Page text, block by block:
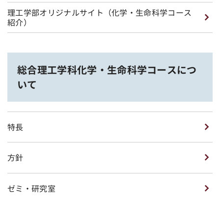
理工学部オリジナルサイト（化学・生命科学コース
紹介）
総合理工学科化学・生命科学コースにつ
いて
特長
方針
ゼミ・研究室